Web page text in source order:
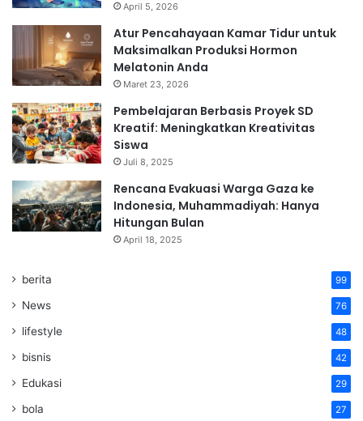
April 5, 2026
Atur Pencahayaan Kamar Tidur untuk
Maksimalkan Produksi Hormon
Melatonin Anda
Maret 23, 2026
Pembelajaran Berbasis Proyek SD
Kreatif: Meningkatkan Kreativitas
Siswa
Juli 8, 2025
Rencana Evakuasi Warga Gaza ke
Indonesia, Muhammadiyah: Hanya
Hitungan Bulan
April 18, 2025
berita 99
News 76
lifestyle 48
bisnis 42
Edukasi 29
bola 27